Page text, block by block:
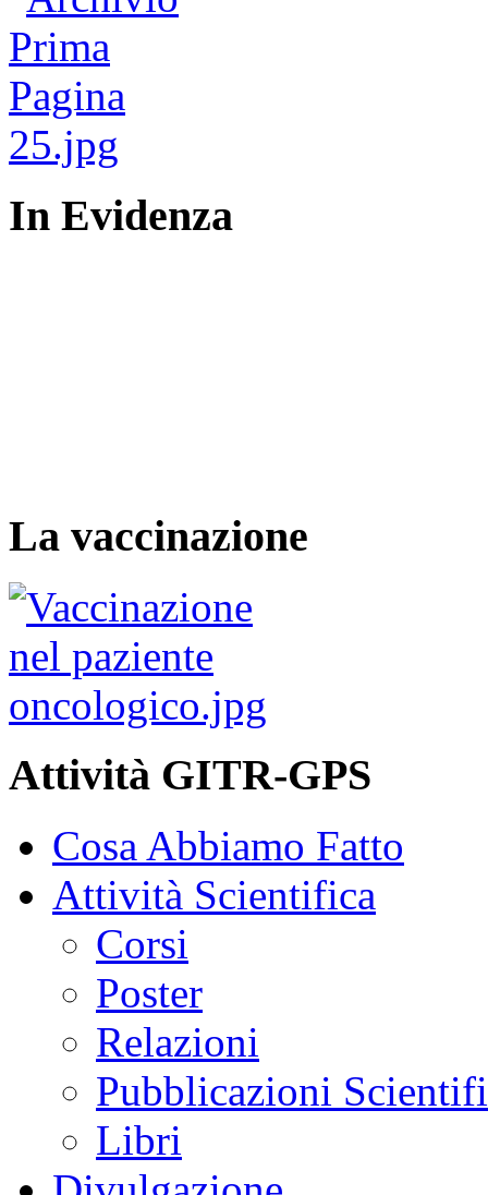
In Evidenza
La vaccinazione
Attività GITR-GPS
Cosa Abbiamo Fatto
Attività Scientifica
Corsi
Poster
Relazioni
Pubblicazioni
Libri